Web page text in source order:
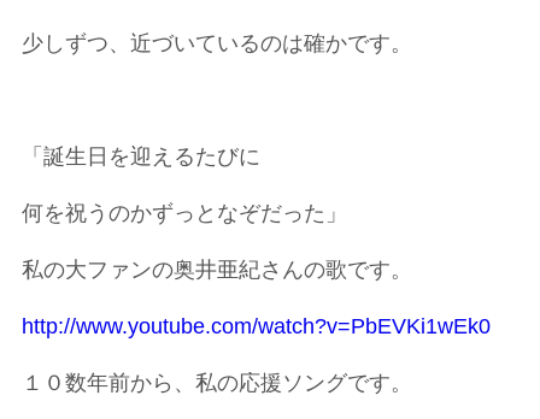
少しずつ、近づいているのは確かです。
「誕生日を迎えるたびに
何を祝うのかずっとなぞだった」
私の大ファンの奥井亜紀さんの歌です。
http://www.youtube.com/watch?v=PbEVKi1wEk0
１０数年前から、私の応援ソングです。